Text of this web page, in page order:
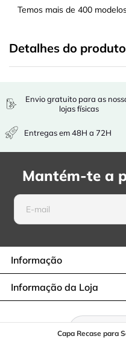
Capa Recase para
Temos mais de 400
Detalhes do produto
Envio gratuito para as
lojas físicas
Entregas em 48H a 72H
Mantém-te a
Informação
Informação da Loja